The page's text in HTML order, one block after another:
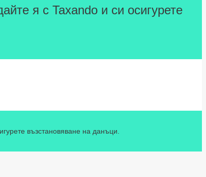
я с Taxando и си осигурете
възстановяване на данъци.